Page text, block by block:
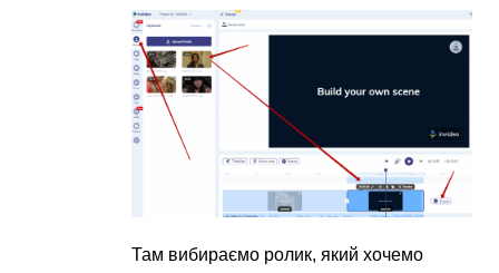
Там вибираємо ролик, який хочемо